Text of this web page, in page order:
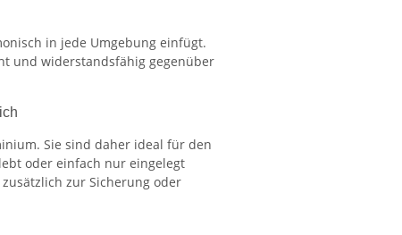
in jede Umgebung einfügt.
und widerstandsfähig gegenüber
Sie sind daher ideal für den
oder einfach nur eingelegt
zur Sicherung oder